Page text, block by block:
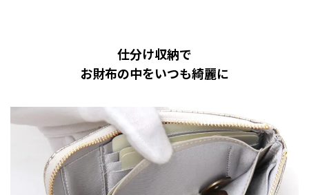
仕分け収納で
お財布の中をいつも綺麗に